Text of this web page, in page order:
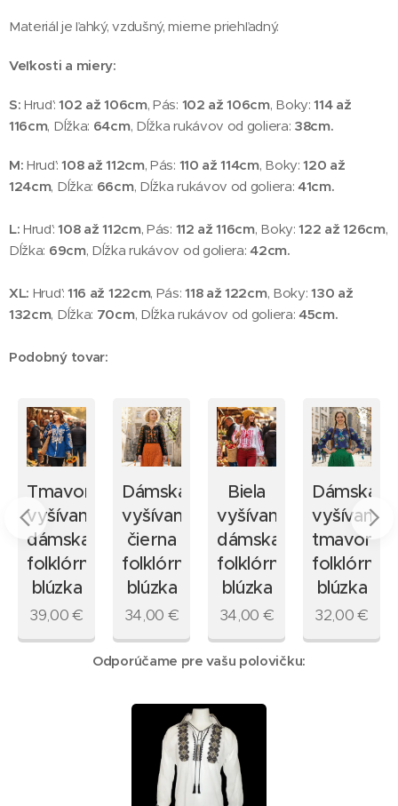
Materiál je ľahký, vzdušný, mierne priehľadný.
Veľkosti a miery:
S:Hruď:102 až 106cm, Pás: 102 až 106cm, Boky:114 až
116cm, Dĺžka: 64cm, Dĺžka rukávov od goliera: 38cm.
M: Hruď:108 až 112cm, Pás: 110 až 114cm, Boky:120 až
124cm, Dĺžka: 66cm, Dĺžka rukávov od goliera:41cm.
L: Hruď:108 až 112cm, Pás: 112 až 116cm, Boky:122 až 126cm,
Dĺžka: 69cm, Dĺžka rukávov od goliera:42cm.
XL: Hruď: 116 až 122cm, Pás:118 až 122cm, Boky:130 až
132cm, Dĺžka: 70cm, Dĺžka rukávov od goliera:45cm.
Podobný tovar:
Tmavomodrá
vyšívaná
dámska
folklórna
blúzka
39,00€
Dámska
vyšívaná
čierna
folklórna
blúzka
34,00 €
Biela
vyšívaná
dámska
folklórna
blúzka
34,00 €
Dámska
vyšívaná
folklórna
blúzka
32,00€
Odporúčame pre vašu polovičku: